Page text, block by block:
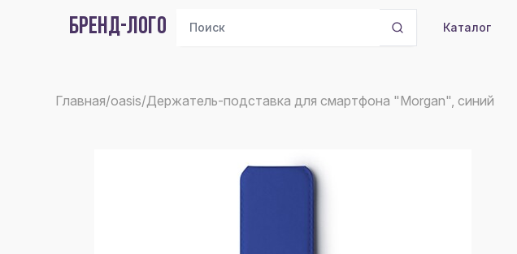
БРЕНД-ЛОГО Каталог
Главная/oasis/Держатель-подставка для смартфона "Morgan", синий